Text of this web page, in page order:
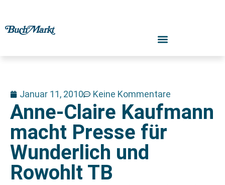
Januar 11, 2010 Keine Kommentare
Anne-Claire Kaufmann
macht Presse für
Wunderlich und
Rowohlt TB